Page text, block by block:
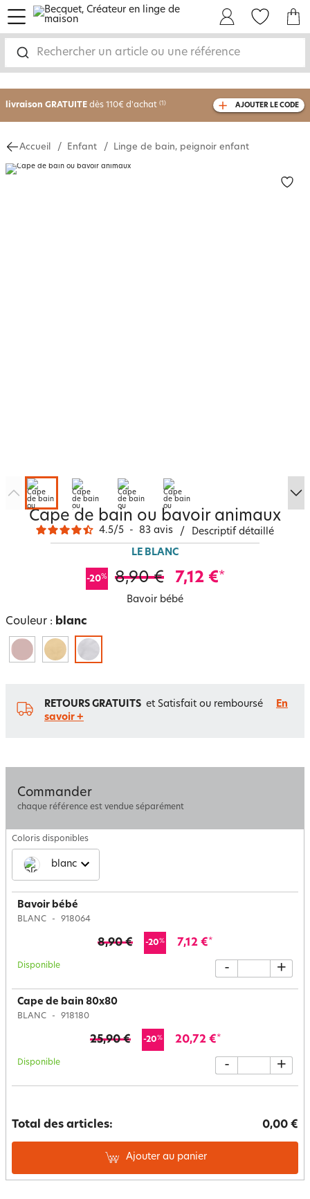
Rechercher un article ou une référence
menu
-30% sur votre commande dès 2 articles
achetés
livraison GRATUITEdès 110€ d'achat
avec le code 750826
AJOUTER LE CODE
Accueil Enfant Linge de bain, peignoir enfant
Cape de bain ou bavoir animaux
4.5/5 - 83 avis / Descriptif détaillé
LE BLANC
-20% 8,90 € 7,12 €*
Bavoir bébé
Couleur : blanc
RETOURS GRATUITS et Satisfait ou remboursé
En
savoir +
Commander
chaque référence est vendue séparément
Coloris disponibles
blanc
Bavoir bébé
BLANC 918064
8,90 € -20% 7,12 €*
Disponible - +
Cape de bain 80x80
BLANC 918180
25,90 € -20% 20,72 €*
Disponible - +
Total des articles: 0,00 €
Ajouter au panier